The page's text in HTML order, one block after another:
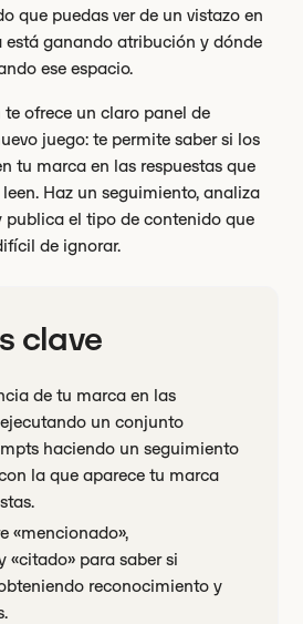
que puedas ver de un vistazo en
ganando atribución y dónde
ese espacio.
ofrece un claro panel de
juego: te permite saber si los
tu marca en las respuestas que
Haz un seguimiento, analiza
publica el tipo de contenido que
de ignorar.
clave
de tu marca en las
un conjunto
haciendo un seguimiento
la que aparece tu marca
«mencionado»,
«citado» para saber si
reconocimiento y